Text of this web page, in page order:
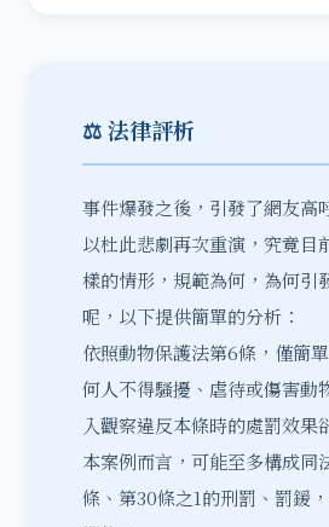
⚖️ 法律評析
事件爆發之後，引發了網友高
以杜此悲劇再次重演，究竟目
樣的情形，規範為何，為何引
呢，以下提供簡單的分析：
依照動物保護法第6條，僅簡
何人不得騷擾、虐待或傷害動
入觀察違反本條時的處罰效果
本案例而言，可能至多構成同
條、第30條之1的刑罰、罰鍰